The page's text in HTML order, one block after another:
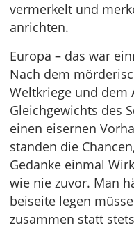
vermerkelt und
anrichten.
Europa – das war
Nach dem
Weltkriege und dem
Gleichgewichts des
einen eisernen
standen die
Gedanke einmal
wie nie zuvor. Man
beiseite legen
zusammen statt